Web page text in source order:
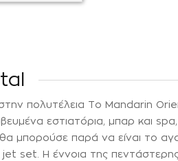
πολυτέλεια Το Mandarin
εστιατόρια, μπαρ και
μπορούσε παρά να είναι το
set. Η έννοια της